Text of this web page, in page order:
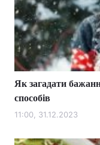
Як загадати
способів
11:00, 31.12.2023